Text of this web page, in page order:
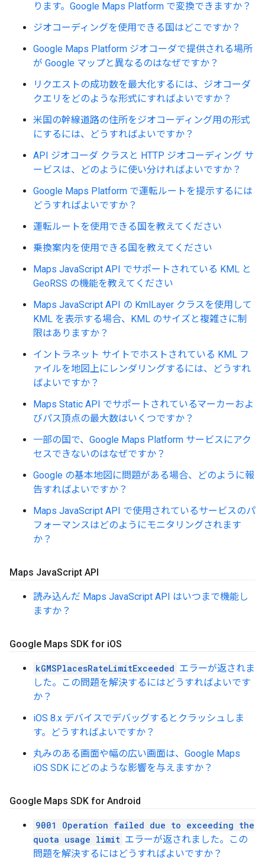
ります。Google Maps Platform で変換できますか？
ジオコーディングを使用できる国はどこですか？
Google Maps Platform ジオコーダで提供される場所
が Google マップと異なるのはなぜですか？
リクエストの成功数を最大化するには、ジオコーダ
クエリをどのような形式にすればよいですか？
米国の幹線道路の住所をジオコーディング用の形式
にするには、どうすればよいですか？
API ジオコーダ クラスと HTTP ジオコーディング サ
ービスは、どのように使い分ければよいですか？
Google Maps Platform で運転ルートを提示するには
どうすればよいですか？
運転ルートを使用できる国を教えてください
乗換案内を使用できる国を教えてください
Maps JavaScript API でサポートされている KML と
GeoRSS の機能を教えてください
Maps JavaScript API の KmlLayer クラスを使用して
KML を表示する場合、KML のサイズと複雑さに制
限はありますか？
イントラネット サイトでホストされている KML フ
ァイルを地図上にレンダリングするには、どうすれ
ばよいですか？
Maps Static API でサポートされているマーカーおよ
びパス頂点の最大数はいくつですか？
一部の国で、Google Maps Platform サービスにアク
セスできないのはなぜですか？
Google の基本地図に問題がある場合、どのように報
告すればよいですか？
Maps JavaScript API で使用されているサービスのパ
フォーマンスはどのようにモニタリングされます
か？
Maps JavaScript API
読み込んだ Maps JavaScript API はいつまで機能し
ますか？
Google Maps SDK for iOS
kGMSPlacesRateLimitExceeded エラーが返されま
した。この問題を解決するにはどうすればよいです
か？
iOS 8.x デバイスでデバッグするとクラッシュしま
す。どうすればよいですか？
丸みのある画面や幅の広い画面は、Google Maps
iOS SDK にどのような影響を与えますか？
Google Maps SDK for Android
9001 Operation failed due to exceeding the
quota usage limit エラーが返されました。この
問題を解決するにはどうすればよいですか？